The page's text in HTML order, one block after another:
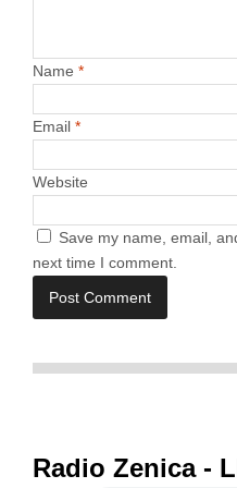
Name *
Email *
Website
Save my name, email,
next time I comment.
Radio Zenica -